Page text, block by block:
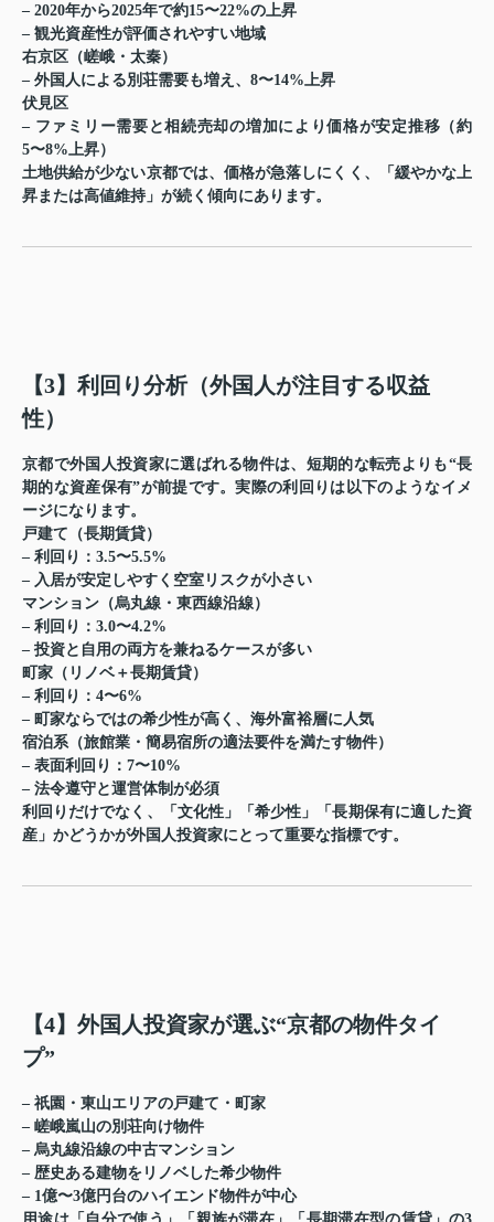
– 2020年から2025年で約15〜22%の上昇
– 観光資産性が評価されやすい地域
右京区（嵯峨・太秦）
– 外国人による別荘需要も増え、8〜14%上昇
伏見区
– ファミリー需要と相続売却の増加により価格が安定推移（約
5〜8%上昇）
土地供給が少ない京都では、価格が急落しにくく、「緩やかな上
昇または高値維持」が続く傾向にあります。
【3】利回り分析（外国人が注目する収益
性）
京都で外国人投資家に選ばれる物件は、短期的な転売よりも“長
期的な資産保有”が前提です。実際の利回りは以下のようなイメ
ージになります。
戸建て（長期賃貸）
– 利回り：3.5〜5.5%
– 入居が安定しやすく空室リスクが小さい
マンション（烏丸線・東西線沿線）
– 利回り：3.0〜4.2%
– 投資と自用の両方を兼ねるケースが多い
町家（リノベ＋長期賃貸）
– 利回り：4〜6%
– 町家ならではの希少性が高く、海外富裕層に人気
宿泊系（旅館業・簡易宿所の適法要件を満たす物件）
– 表面利回り：7〜10%
– 法令遵守と運営体制が必須
利回りだけでなく、「文化性」「希少性」「長期保有に適した資
産」かどうかが外国人投資家にとって重要な指標です。
【4】外国人投資家が選ぶ“京都の物件タイ
プ”
– 祇園・東山エリアの戸建て・町家
– 嵯峨嵐山の別荘向け物件
– 烏丸線沿線の中古マンション
– 歴史ある建物をリノベした希少物件
– 1億〜3億円台のハイエンド物件が中心